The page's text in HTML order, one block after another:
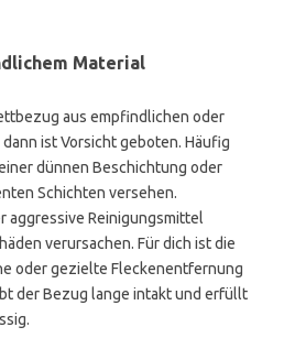
Material
aus empfindlichen oder
ist Vorsicht geboten. Häufig
dünnen Beschichtung oder
Schichten versehen.
aggressive Reinigungsmittel
verursachen. Für dich ist die
oder gezielte Fleckenentfernung
der Bezug lange intakt und erfüllt